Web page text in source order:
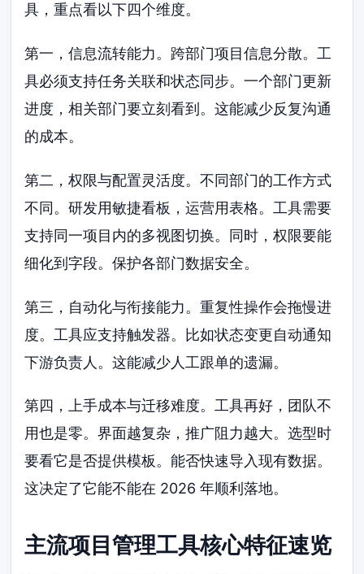
具，重点看以下四个维度。
第一，信息流转能力。跨部门项目信息分散。工
具必须支持任务关联和状态同步。一个部门更新
进度，相关部门要立刻看到。这能减少反复沟通
的成本。
第二，权限与配置灵活度。不同部门的工作方式
不同。研发用敏捷看板，运营用表格。工具需要
支持同一项目内的多视图切换。同时，权限要能
细化到字段。保护各部门数据安全。
第三，自动化与衔接能力。重复性操作会拖慢进
度。工具应支持触发器。比如状态变更自动通知
下游负责人。这能减少人工跟单的遗漏。
第四，上手成本与迁移难度。工具再好，团队不
用也是零。界面越复杂，推广阻力越大。选型时
要看它是否提供模板。能否快速导入现有数据。
这决定了它能不能在 2026 年顺利落地。
主流项目管理工具核心特征速览